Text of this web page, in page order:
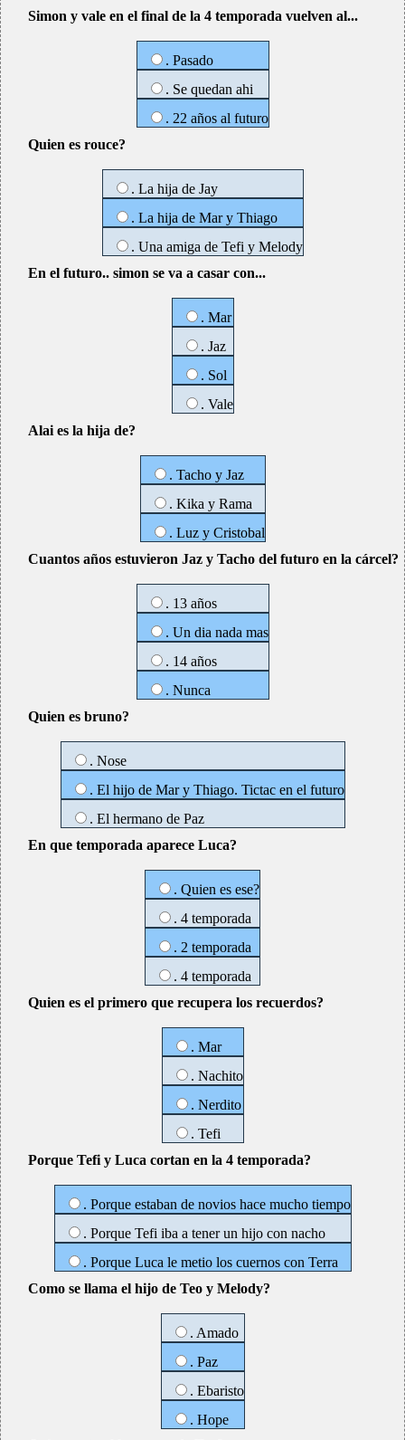
Simon y vale en el final de la 4 temporada vuelven al...
. Pasado
. Se quedan ahi
. 22 años al futuro
Quien es rouce?
. La hija de Jay
. La hija de Mar y Thiago
. Una amiga de Tefi y Melody
En el futuro.. simon se va a casar con...
. Mar
. Jaz
. Sol
. Vale
Alai es la hija de?
. Tacho y Jaz
. Kika y Rama
. Luz y Cristobal
Cuantos años estuvieron Jaz y Tacho del futuro en la cárcel?
. 13 años
. Un dia nada mas
. 14 años
. Nunca
Quien es bruno?
. Nose
. El hijo de Mar y Thiago. Tictac en el futuro
. El hermano de Paz
En que temporada aparece Luca?
. Quien es ese?
. 4 temporada
. 2 temporada
. 4 temporada
Quien es el primero que recupera los recuerdos?
. Mar
. Nachito
. Nerdito
. Tefi
Porque Tefi y Luca cortan en la 4 temporada?
. Porque estaban de novios hace mucho tiempo
. Porque Tefi iba a tener un hijo con nacho
. Porque Luca le metio los cuernos con Terra
Como se llama el hijo de Teo y Melody?
. Amado
. Paz
. Ebaristo
. Hope